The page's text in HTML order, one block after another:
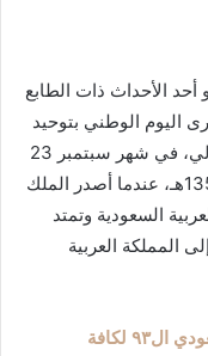
الأحداث ذات الطابع
اليوم الوطني بتوحيد
المملكة العربية السعودية تحت اسمها الحالي، في شهر سبتمبر 23
سنة 1932م، الموافق 21 جمادى الأولى 1351هـ، عندما أصدر الملك
السعودية وتمتد
المملكة العربية
كم يوم اجازة اليوم الوطني السعودي ال٩٣ لكافة